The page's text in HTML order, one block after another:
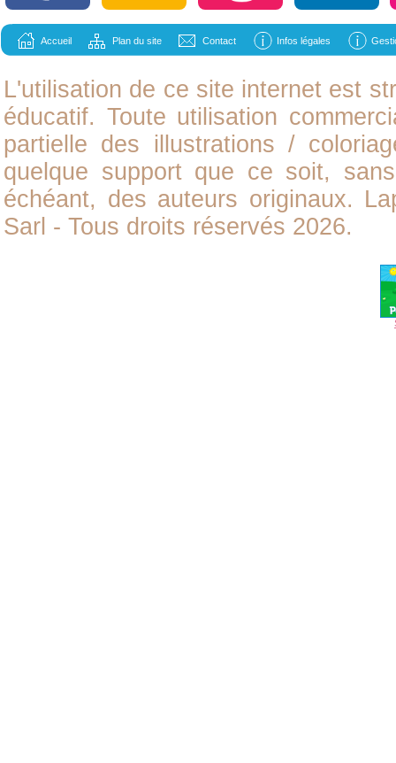
Accueil Plan du site Contact Infos légales
L'utilisation de ce site internet est
éducatif. Toute utilisation
partielle des illustrations /
quelque support que ce soit,
échéant, des auteurs originaux.
Sarl - Tous droits réservés 2026.